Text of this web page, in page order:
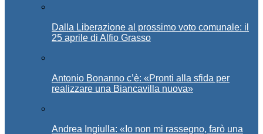
Dalla Liberazione al prossimo voto comunale: il
25 aprile di Alfio Grasso
Antonio Bonanno c’è: «Pronti alla sfida per
realizzare una Biancavilla nuova»
Andrea Ingiulla: «Io non mi rassegno, farò una